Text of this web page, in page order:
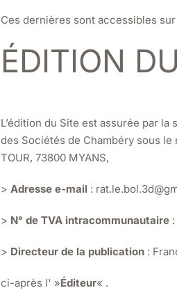
Ces dernières sont accessibles
ÉDITION
L’édition du Site est assurée par
des Sociétés de Chambéry sous le
TOUR, 73800 MYANS,
> Adresse e-mail :
> N° de TVA intracommunautaire:
> Directeur de la publication:
ci-après l' »Éditeur« .